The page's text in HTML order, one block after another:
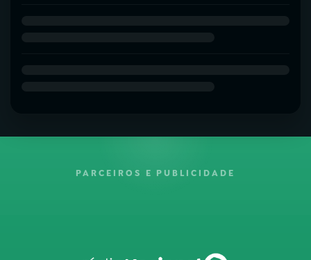
PARCEIROS E PUBLICIDADE